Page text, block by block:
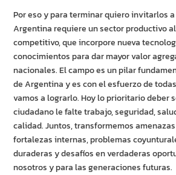
Por eso y para terminar quiero invitarlos
Argentina requiere un sector productivo
competitivo, que incorpore nueva
conocimientos para dar mayor valor
nacionales. El campo es un pilar
de Argentina y es con el esfuerzo de
vamos a lograrlo. Hoy lo prioritario deber
ciudadano le falte trabajo, seguridad,
calidad. Juntos, transformemos
fortalezas internas, problemas
duraderas y desafíos en verdaderas
nosotros y para las generaciones futuras.